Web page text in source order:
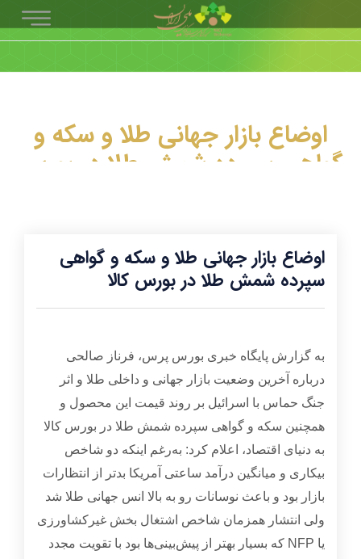
اوضاع بازار جهانی طلا و سکه و
گواهی سپرده شمش طلا در بورس
اوضاع بازار جهانی طلا و سکه و گواهی
سپرده شمش طلا در بورس کالا
به گزارش پایگاه خبری بورس پرس، فرناز صالحی
درباره آخرین وضعیت بازار جهانی و داخلی طلا و اثر
جنگ حماس با اسرائیل بر روند قیمت این محصول و
همچنین سکه و گواهی سپرده شمش طلا در بورس کالا
به دنیای اقتصاد، اعلام کرد: به‌رغم اینکه دو شاخص
بیکاری و میانگین درآمد ساعتی آمریکا بدتر از انتظارات
بازار بود و باعث نوسانات رو به بالا انس جهانی طلا شد
ولی انتشار همزمان شاخص اشتغال بخش غیرکشاورزی
یا NFP که بسیار بهتر از پیش‌بینی‌ها بود با تقویت مجدد